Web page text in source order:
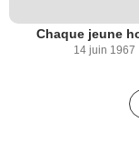
Chaque jeune
14 juin 1967